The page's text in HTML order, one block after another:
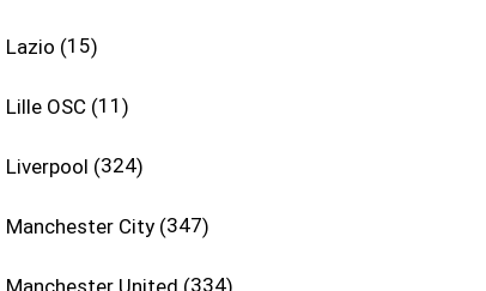
Lazio 15
Lille OSC 11
Liverpool 324
Manchester City 347
Manchester United 334